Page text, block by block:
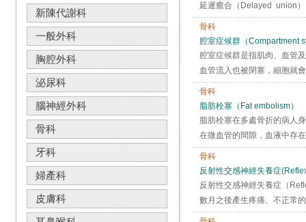
新陳代謝科
一般外科
胸腔外科
泌尿科
腦神經外科
骨科
牙科
婦產科
皮膚科
延遲癒合（Delayed union
骨科
腔室症候群（Compartment
腔室症候群是指肌肉、血管
血管流入也被閉塞，細胞就
骨科
脂肪栓塞（Fat embolism）
脂肪栓塞在多處骨折的病人
在微血管的間隙，血液中存
骨科
反射性交感神經失養症
反射性交感神經失養症（
數月之後產生疼痛、不正常